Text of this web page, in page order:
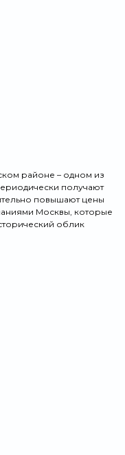
районе – одном из
получают
повышают цены
Москвы, которые
облик